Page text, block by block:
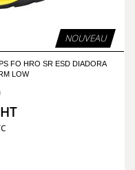
NOUVEAU
FO HRO SR ESD DIADORA
LOW